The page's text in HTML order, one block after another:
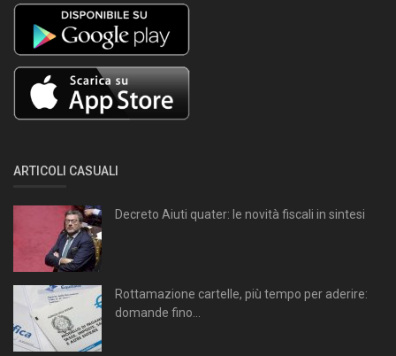
ARTICOLI CASUALI
Decreto Aiuti quater: le novità fiscali in sintesi
Rottamazione cartelle, più tempo per aderire:
domande fino...